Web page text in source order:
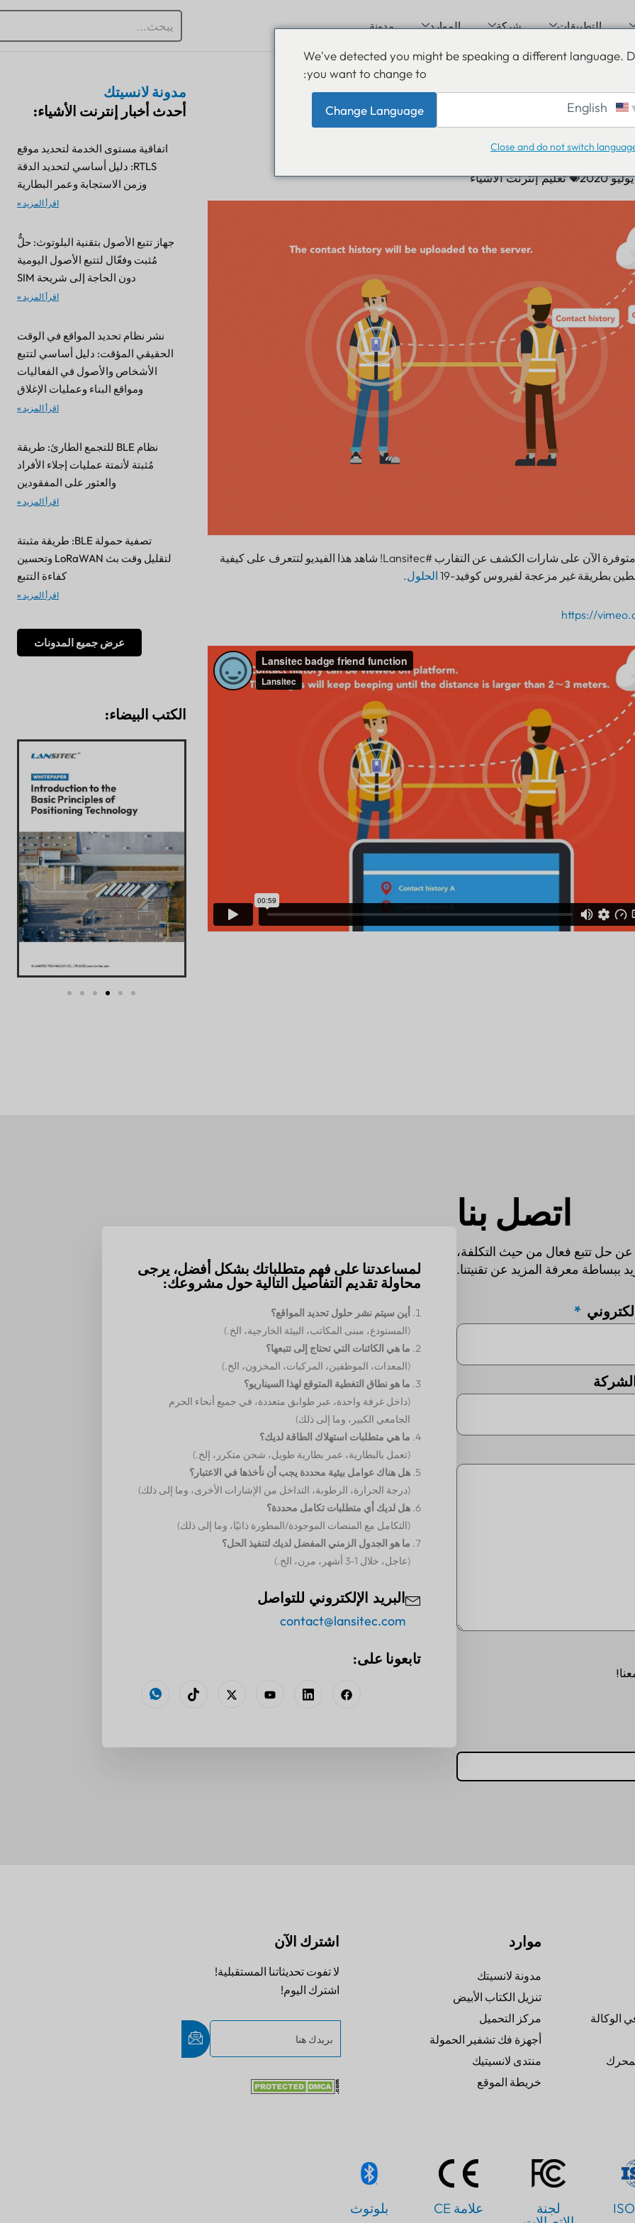
التطبيقات شركة الموارد مدونة
الصديق متاحة الآن على
القرب
تعليم إنترنت الأشياء
‘خاصية "الصديق" متوفرة الآن على شارات الكشف عن التقارب #Lansitec! شاهد هذا الفيديو لتتعرف على كيفية
بطريقة غير مزعجة لفيروس كوفيد-19
الحلول.
https://
مدونة لانسيتك
أحدث أخبار إنترنت الأشياء:
اتفاقية مستوى الخدمة لتحديد موقع
RTLS: دليل أساسي لتحديد الدقة
وزمن الاستجابة وعمر البطارية
اقرأ المزيد »
جهاز تتبع الأصول بتقنية البلوتوث: حلٌّ
مُثبت وفعّال لتتبع الأصول اليومية
دون الحاجة إلى شريحة SIM
اقرأ المزيد »
نشر نظام تحديد المواقع في الوقت
الحقيقي المؤقت: دليل أساسي لتتبع
الأشخاص والأصول في الفعاليات
ومواقع البناء وعمليات الإغلاق
اقرأ المزيد »
نظام BLE للتجمع الطارئ: طريقة
مُثبتة لأتمتة عمليات إجلاء الأفراد
والعثور على المفقودين
اقرأ المزيد »
تصفية حمولة BLE: طريقة مثبتة
لتقليل وقت بث LoRaWAN وتحسين
كفاءة التتبع
اقرأ المزيد »
عرض جميع المدونات
الكتب البيضاء:
اتصل بنا
حل تتبع فعال من حيث التكلفة،
معرفة المزيد عن تقنيتنا.
لمساعدتنا على فهم متطلباتك بشكل أفضل، يرجى
محاولة تقديم التفاصيل التالية حول مشروعك:
أين سيتم نشر حلول تحديد المواقع؟
(المستودع، مبنى المكاتب، البيئة الخارجية، الخ.)
ما هي الكائنات التي تحتاج إلى تتبعها؟
(المعدات، الموظفين، المركبات، المخزون، الخ.)
ما هو نطاق التغطية المتوقع لهذا السيناريو؟
(داخل غرفة واحدة، عبر طوابق متعددة، في جميع أنحاء الحرم
الجامعي الكبير، وما إلى ذلك)
ما هي متطلبات استهلاك الطاقة لديك؟
(تعمل بالبطارية، عمر بطارية طويل، شحن متكرر، إلخ.)
هل هناك عوامل بيئية محددة يجب أن نأخذها في الاعتبار؟
(درجة الحرارة، الرطوبة، التداخل من الإشارات الأخرى، وما إلى ذلك)
هل لديك أي متطلبات تكامل محددة؟
(التكامل مع المنصات الموجودة/المطورة ذاتيًا، وما إلى ذلك)
ما هو الجدول الزمني المفضل لديك لتنفيذ الحل؟
(عاجل، خلال 1-3 أشهر، مرن، الخ.)
البريد الإلكتروني للتواصل
contact@lansitec.com
تابعونا على:
الوكالة
موارد
مدونة لانسيتك
تنزيل الكتاب الأبيض
مركز التحميل
أجهزة فك تشفير الحمولة
منتدى لانسيتيك
خريطة الموقع
اشترك الآن
لا تفوت تحديثاتنا المستقبلية!
اشترك اليوم!
لجنة علامة CE بلوتوث
We've detected you might be speaking a different language.
you want to change to:
Change Language
Close and do not switch